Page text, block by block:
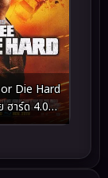
Die Hard
ฮาร์ด 4.0
ยาก